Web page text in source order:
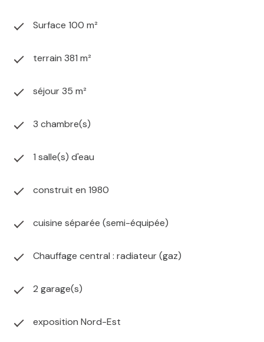
Surface 100 m²
terrain 381 m²
séjour 35 m²
3 chambre(s)
1 salle(s) d'eau
construit en 1980
cuisine séparée (semi-équipée)
Chauffage central : radiateur (gaz)
2 garage(s)
exposition Nord-Est